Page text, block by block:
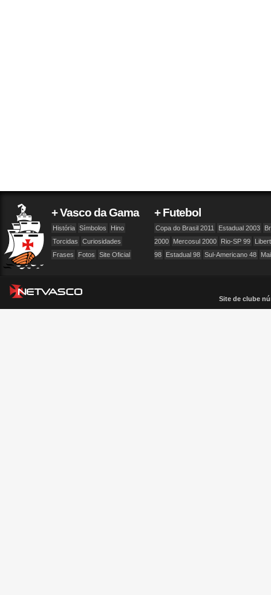
+ Vasco da Gama
História Símbolos
Hino
Torcidas
Curiosidades
Frases
Fotos Site Oficial
+ Futebol
Copa do Brasil 2011 Estadual 2003
2000
Mercosul 2000 Rio-SP 99
98
Estadual 98 Sul-Americano 48
Site de clube